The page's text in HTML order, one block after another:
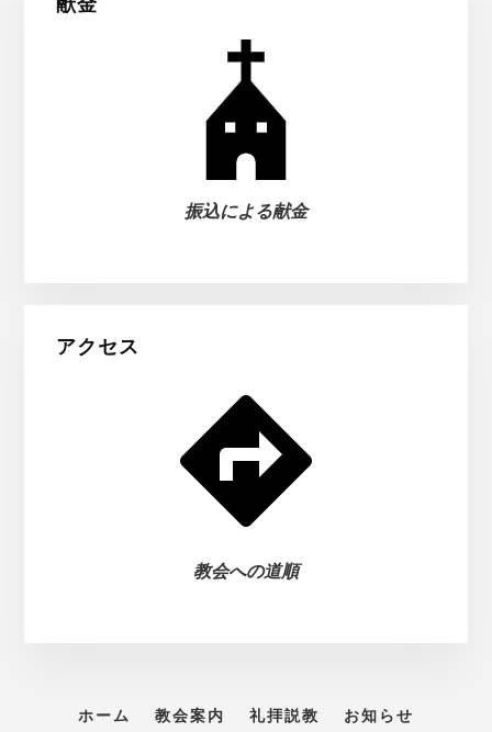
献金
振込による献金
アクセス
教会への道順
ホーム 教会案内 礼拝説教 お知らせ